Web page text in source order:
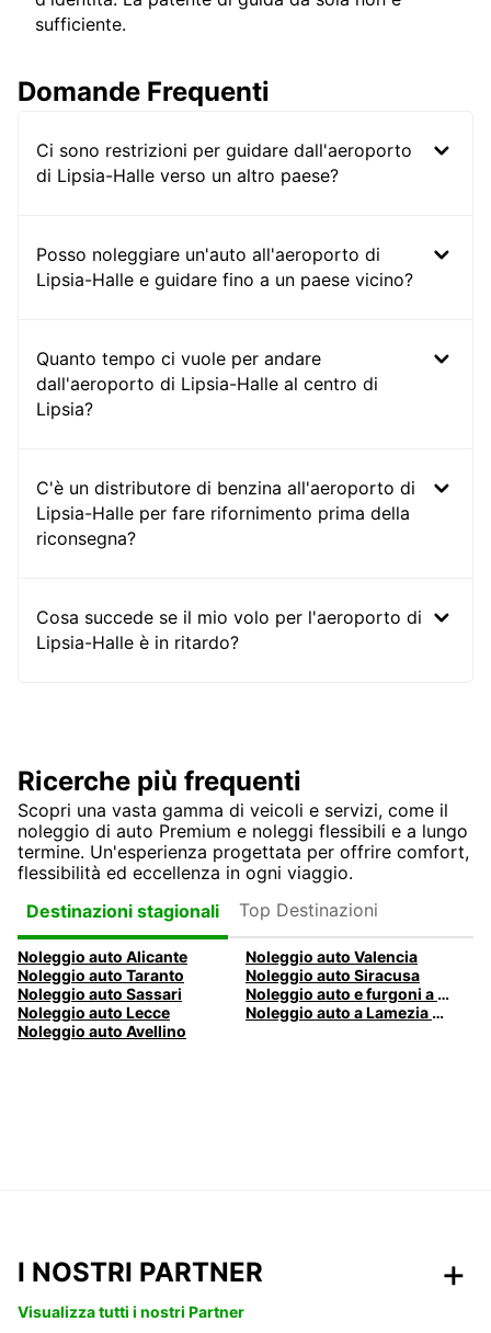
sufficiente.
Domande Frequenti
Ci sono restrizioni per guidare dall'aeroporto
di Lipsia-Halle verso un altro paese?
Posso noleggiare un'auto all'aeroporto di
Lipsia-Halle e guidare fino a un paese vicino?
Quanto tempo ci vuole per andare
dall'aeroporto di Lipsia-Halle al centro di
Lipsia?
C'è un distributore di benzina all'aeroporto di
Lipsia-Halle per fare rifornimento prima della
riconsegna?
Cosa succede se il mio volo per l'aeroporto di
Lipsia-Halle è in ritardo?
Ricerche più frequenti
Scopri una vasta gamma di veicoli e servizi, come il
noleggio di auto Premium e noleggi flessibili e a lungo
termine. Un'esperienza progettata per offrire comfort,
flessibilità ed eccellenza in ogni viaggio.
Destinazioni stagionali
Top Destinazioni
Noleggio auto Alicante
Noleggio auto Valencia
Noleggio auto Taranto
Noleggio auto Siracusa
Noleggio auto Sassari
Noleggio auto e furgoni a Pescara
Noleggio auto Lecce
Noleggio auto a Lamezia Terme, Italia
Noleggio auto Avellino
I NOSTRI PARTNER
Visualizza tutti i nostri Partner